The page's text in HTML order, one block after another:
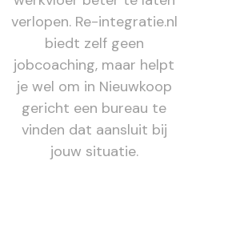
verlopen. Re-integratie.nl
biedt zelf geen
jobcoaching, maar helpt
je wel om in Nieuwkoop
gericht een bureau te
vinden dat aansluit bij
jouw situatie.